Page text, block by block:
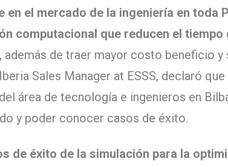
en el mercado de la ingeniería en toda
computacional que reducen el
además de traer mayor costo beneficio y
Sales Manager at ESSS, declaró
área de tecnología e ingenieros en
y poder conocer casos de éxito.
de éxito de la simulación para la